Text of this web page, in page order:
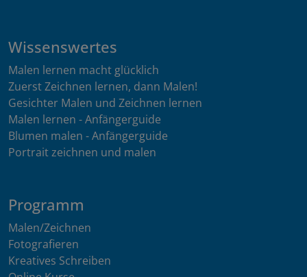
Wissenswertes
Malen lernen macht glücklich
Zuerst Zeichnen lernen, dann Malen!
Gesichter Malen und Zeichnen lernen
Malen lernen - Anfängerguide
Blumen malen - Anfängerguide
Portrait zeichnen und malen
Programm
Malen/Zeichnen
Fotografieren
Kreatives Schreiben